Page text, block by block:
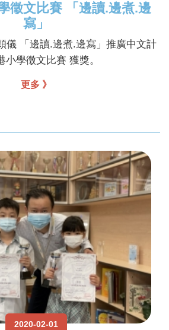
徵文比賽 「邊讀.邊煮.邊
寫」
儀 「邊讀.邊煮.邊寫」推廣中文計
小學徵文比賽 獲獎。
更多 》
2020-02-01